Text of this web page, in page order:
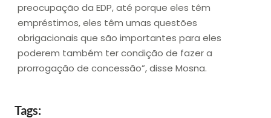
preocupação da EDP, até porque eles têm
empréstimos, eles têm umas questões
obrigacionais que são importantes para eles
poderem também ter condição de fazer a
prorrogação de concessão”, disse Mosna.
Tags: